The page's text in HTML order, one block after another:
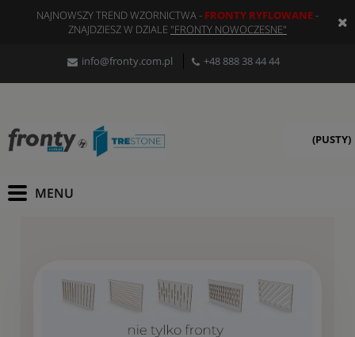
NAJNOWSZY TREND WZORNICTWA - FRONTY RYFLOWANE -
ZNAJDZIESZ W DZIALE "FRONTY NOWOCZESNE"
info@fronty.com.pl +48 888 38 44 44
(PUSTY)